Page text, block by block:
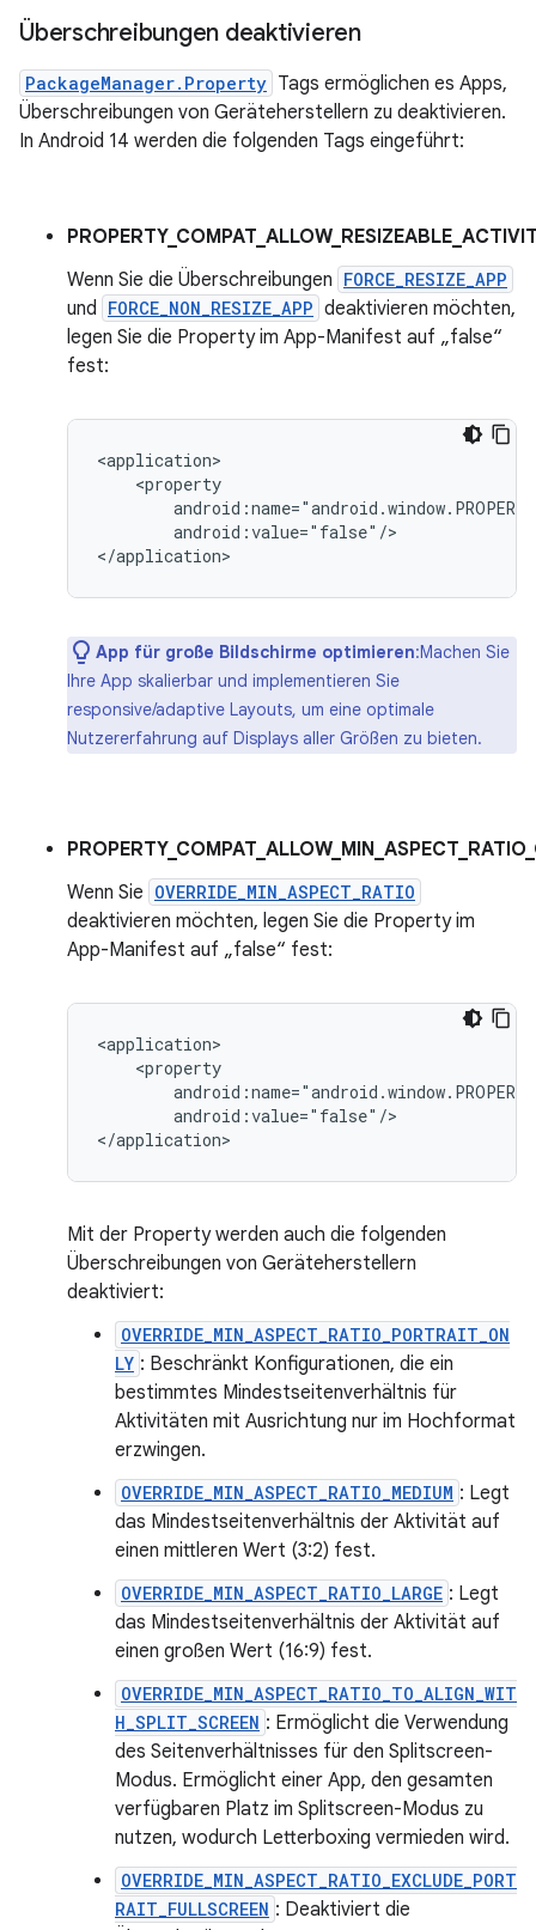
Überschreibungen deaktivieren
PackageManager.Property Tags ermöglichen es Apps,
Überschreibungen von Geräteherstellern zu deaktivieren.
In Android 14 werden die folgenden Tags eingeführt:
Wenn Sie die Überschreibungen FORCE_RESIZE_APP
und FORCE_NON_RESIZE_APP deaktivieren möchten,
legen Sie die Property im App-Manifest auf „false“
fest:
android:value="false"/>
App für große Bildschirme optimieren:Machen Sie
Ihre App skalierbar und implementieren Sie
responsive/adaptive Layouts, um eine optimale
Nutzererfahrung auf Displays aller Größen zu bieten.
Wenn Sie OVERRIDE_MIN_ASPECT_RATIO
deaktivieren möchten, legen Sie die Property im
App-Manifest auf „false“ fest:
android:value="false"/>
Mit der Property werden auch die folgenden
Überschreibungen von Geräteherstellern
deaktiviert:
OVERRIDE_MIN_ASPECT_RATIO_PORTRAIT_ON
LY : Beschränkt Konfigurationen, die ein
bestimmtes Mindestseitenverhältnis für
Aktivitäten mit Ausrichtung nur im Hochformat
erzwingen.
OVERRIDE_MIN_ASPECT_RATIO_MEDIUM : Legt
das Mindestseitenverhältnis der Aktivität auf
einen mittleren Wert (3:2) fest.
OVERRIDE_MIN_ASPECT_RATIO_LARGE : Legt
das Mindestseitenverhältnis der Aktivität auf
einen großen Wert (16:9) fest.
OVERRIDE_MIN_ASPECT_RATIO_TO_ALIGN_WIT
H_SPLIT_SCREEN : Ermöglicht die Verwendung
des Seitenverhältnisses für den Splitscreen-
Modus. Ermöglicht einer App, den gesamten
verfügbaren Platz im Splitscreen-Modus zu
nutzen, wodurch Letterboxing vermieden wird.
OVERRIDE_MIN_ASPECT_RATIO_EXCLUDE_PORT
RAIT_FULLSCREEN : Deaktiviert die